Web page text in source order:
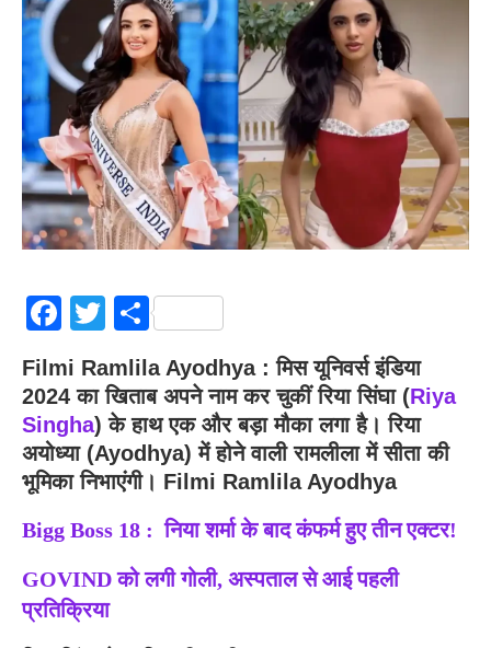
Facebook
Twitter
Share
Filmi Ramlila Ayodhya : मिस यूनिवर्स इंडिया
2024 का खिताब अपने नाम कर चुकीं रिया सिंघा (Riya
Singha) के हाथ एक और बड़ा मौका लगा है। रिया
अयोध्या (Ayodhya) में होने वाली रामलीला में सीता की
भूमिका निभाएंगी। Filmi Ramlila Ayodhya
Bigg Boss 18 : निया शर्मा के बाद कंफर्म हुए तीन एक्टर!
GOVIND को लगी गोली, अस्पताल से आई पहली
प्रतिक्रिया